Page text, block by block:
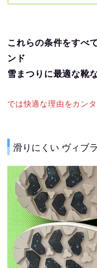
これらの条件をすべ
ンド
雪まつりに最適な靴
では快適な理由をカン
滑りにくい ヴィブ